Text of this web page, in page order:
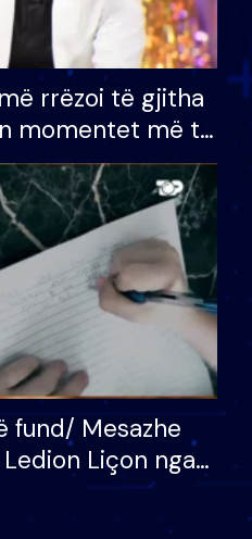
rrëzoi të gjitha
momentet më të
e BB VIP: Do më
kur…
fund/ Mesazhe
Liçon nga
tij, moderatori
Nuk meritoj…